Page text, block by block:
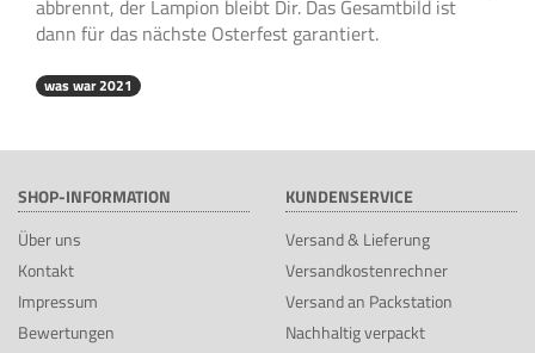
abbrennt, der Lampion bleibt Dir. Das Gesamtbild ist
dann für das nächste Osterfest garantiert.
was war 2021
SHOP-INFORMATION
Über uns
Kontakt
Impressum
Bewertungen
KUNDENSERVICE
Versand & Lieferung
Versandkostenrechner
Versand an Packstation
Nachhaltig verpackt